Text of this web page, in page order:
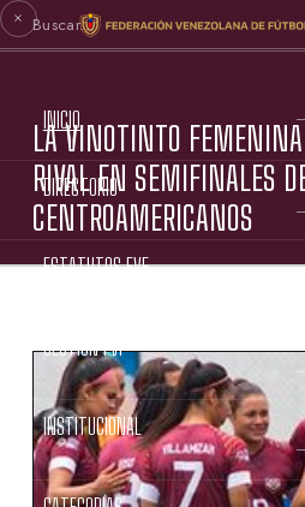
INICIO
DIRECTORIO
ESTATUTOS FVF
GESTIÓN FVF
INSTITUCIONAL
LA VINOTINTO FEMENINA
RIVAL EN SEMIFINALES
CENTROAMERICANOS